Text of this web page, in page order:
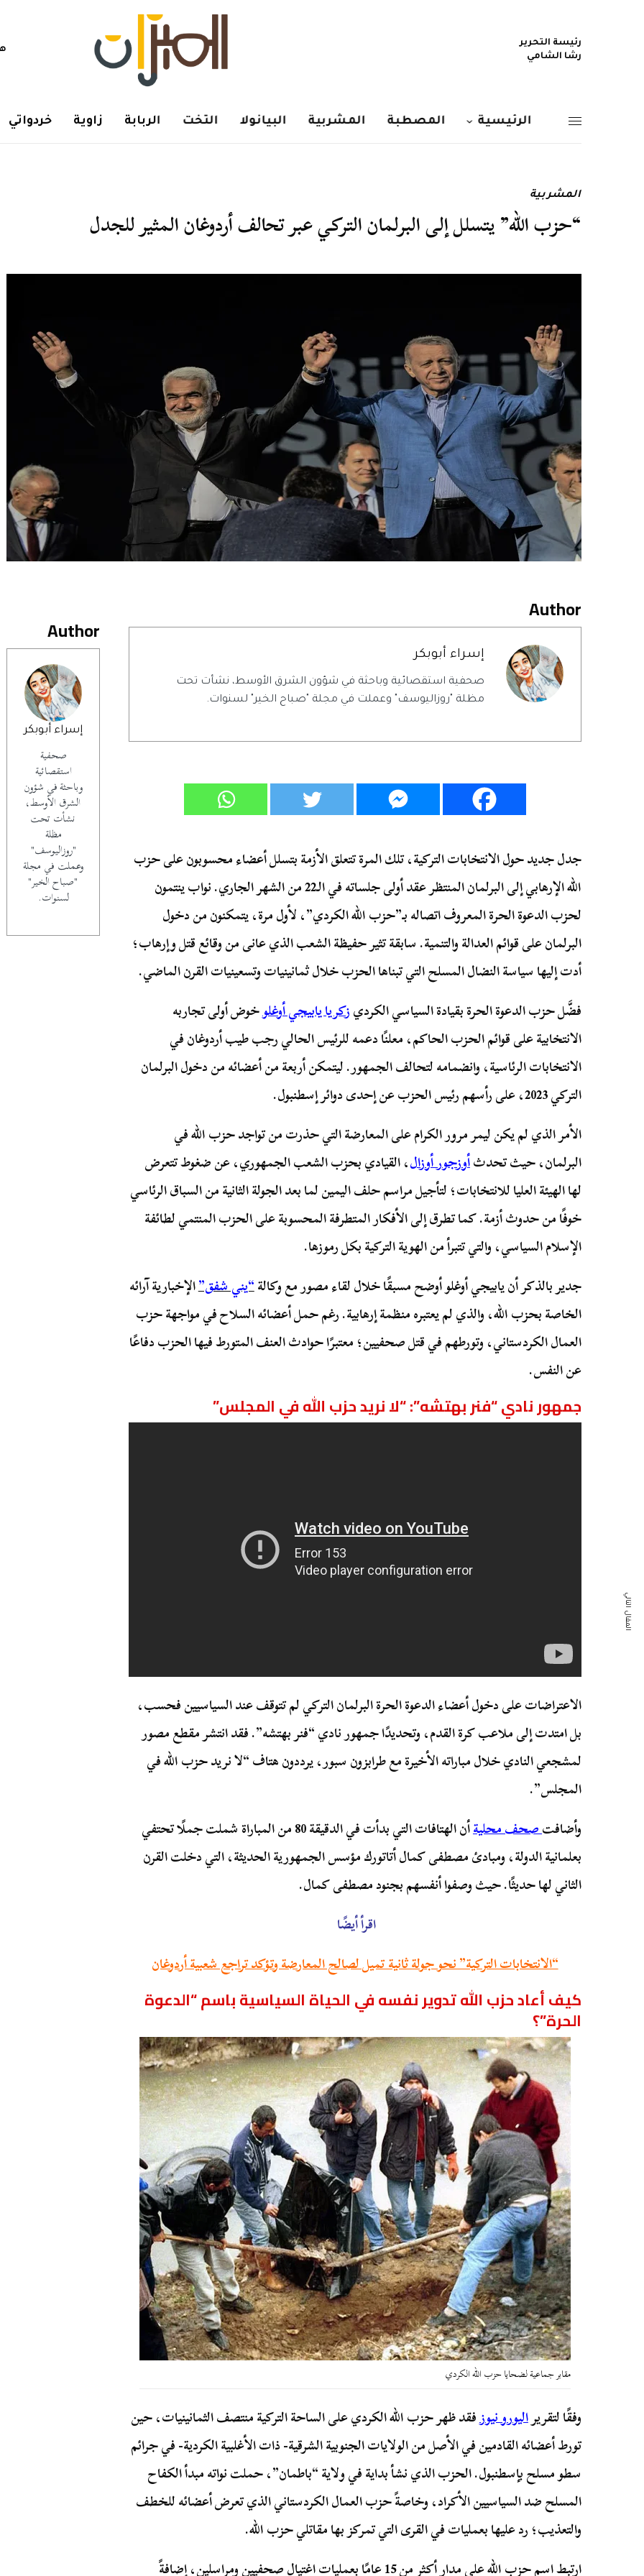
رئيسة التحرير
رشا الشامي
الرئيسية المصطبة المشربية البيانولا التخت الربابة زاوية خردواتي
المشربية
“حزب الله” يتسلل إلى البرلمان التركي عبر تحالف أردوغان المثير للجدل
Author
إسراء أبوبكر
صحفية
استقصائية
وباحثة في شؤون
الشرق الأوسط،
نشأت تحت
مظلة
"روزاليوسف"
وعملت في مجلة
"صباح الخير"
لسنوات.
Author
إسراء أبوبكر
صحفية استقصائية وباحثة في شؤون الشرق الأوسط، نشأت تحت
مظلة "روزاليوسف" وعملت في مجلة "صباح الخير" لسنوات.
جدل جديد حول الانتخابات التركية، تلك المرة تتعلق الأزمة بتسلل أعضاء محسوبون على حزب
الله الإرهابي إلى البرلمان المنتظر عقد أولى جلساته في الـ22 من الشهر الجاري. نواب ينتمون
لحزب الدعوة الحرة المعروف اتصاله بـ”حزب الله الكردي”، لأول مرة، يتمكنون من دخول
البرلمان على قوائم العدالة والتنمية. سابقة تثير حفيظة الشعب الذي عانى من وقائع قتل وإرهاب؛
أدت إليها سياسة النضال المسلح التي تبناها الحزب خلال ثمانينيات وتسعينيات القرن الماضي.
فضَّل حزب الدعوة الحرة بقيادة السياسي الكرديزكريا يابيجي أوغلوخوض أولى تجاربه
الانتخابية على قوائم الحزب الحاكم، معلنًا دعمه للرئيس الحالي رجب طيب أردوغان في
الانتخابات الرئاسية، وانضمامه لتحالف الجمهور. ليتمكن أربعة من أعضائه من دخول البرلمان
التركي 2023، على رأسهم رئيس الحزب عن إحدى دوائر إسطنبول.
الأمر الذي لم يكن ليمر مرور الكرام على المعارضة التي حذرت من تواجد حزب الله في
البرلمان، حيث تحدثأوزجور أوزال، القيادي بحزب الشعب الجمهوري، عن ضغوط تتعرض
لها الهيئة العليا للانتخابات؛ لتأجيل مراسم حلف اليمين لما بعد الجولة الثانية من السباق الرئاسي
خوفًا من حدوث أزمة. كما تطرق إلى الأفكار المتطرفة المحسوبة على الحزب المنتمي لطائفة
الإسلام السياسي، والتي تتبرأ من الهوية التركية بكل رموزها.
جدير بالذكر أن يابيجي أوغلو أوضح مسبقًا خلال لقاء مصور مع وكالة“يني شفق”الإخبارية آرائه
الخاصة بحزب الله، والذي لم يعتبره منظمة إرهابية. رغم حمل أعضائه السلاح في مواجهة حزب
العمال الكردستاني، وتورطهم في قتل صحفيين؛ معتبرًا حوادث العنف المتورط فيها الحزب دفاعًا
عن النفس.
جمهور نادي “فنر بهتشه”: “لا نريد حزب الله في المجلس”
الاعتراضات على دخول أعضاء الدعوة الحرة البرلمان التركي لم تتوقف عند السياسيين فحسب،
بل امتدت إلى ملاعب كرة القدم، وتحديدًا جمهور نادي “فنر بهتشه”. فقد انتشر مقطع مصور
لمشجعي النادي خلال مباراته الأخيرة مع طرابزون سبور، يرددون هتاف “لا نريد حزب الله في
المجلس”.
وأضافتصحف محلية
أن الهتافات التي بدأت في الدقيقة 80 من المباراة شملت جملًا تحتفي
بعلمانية الدولة، ومبادئ مصطفى كمال أتاتورك مؤسس الجمهورية الحديثة، التي دخلت القرن
الثاني لها حديثًا. حيث وصفوا أنفسهم بجنود مصطفى كمال.
اقرأ أيضًا
“الانتخابات التركية” نحو جولة ثانية تميل لصالح المعارضة وتؤكد تراجع شعبية أردوغان
كيف أعاد حزب الله تدوير نفسه في الحياة السياسية باسم “الدعوة
الحرة”؟
مقابر جماعية لضحايا حزب الله الكردي
وفقًا لتقريراليورو نيوزفقد ظهر حزب الله الكردي على الساحة التركية منتصف الثمانينيات، حين
تورط أعضائه القادمين في الأصل من الولايات الجنوبية الشرقية- ذات الأغلبية الكردية- في جرائم
سطو مسلح بإسطنبول. الحزب الذي نشأ بداية في ولاية “باطمان”، حملت نواته مبدأ الكفاح
المسلح ضد السياسيين الأكراد، وخاصةً حزب العمال الكردستاني الذي تعرض أعضائه للخطف
والتعذيب؛ رد عليها بعمليات في القرى التي تمركز بها مقاتلي حزب الله.
ارتبط اسم حزب الله على مدار أكثر من 15 عامًا بعمليات اغتيال صحفيين ومراسلين، إضافةً
المقال التالي